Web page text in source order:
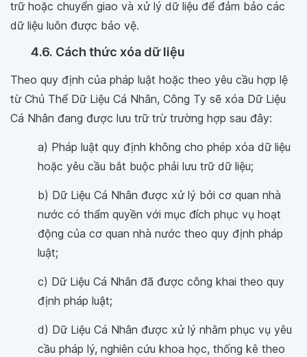
trữ hoặc chuyển giao và xử lý dữ liệu để đảm bảo các
dữ liệu luôn được bảo vệ.
4.6. Cách thức xóa dữ liệu
Theo quy định của pháp luật hoặc theo yêu cầu hợp lệ
từ Chủ Thể Dữ Liệu Cá Nhân, Công Ty sẽ xóa Dữ Liệu
Cá Nhân đang được lưu trữ trừ trường hợp sau đây:
a) Pháp luật quy định không cho phép xóa dữ liệu
hoặc yêu cầu bắt buộc phải lưu trữ dữ liệu;
b) Dữ Liệu Cá Nhân được xử lý bởi cơ quan nhà
nước có thẩm quyền với mục đích phục vụ hoạt
động của cơ quan nhà nước theo quy định pháp
luật;
c) Dữ Liệu Cá Nhân đã được công khai theo quy
định pháp luật;
d) Dữ Liệu Cá Nhân được xử lý nhằm phục vụ yêu
cầu pháp lý, nghiên cứu khoa học, thống kê theo